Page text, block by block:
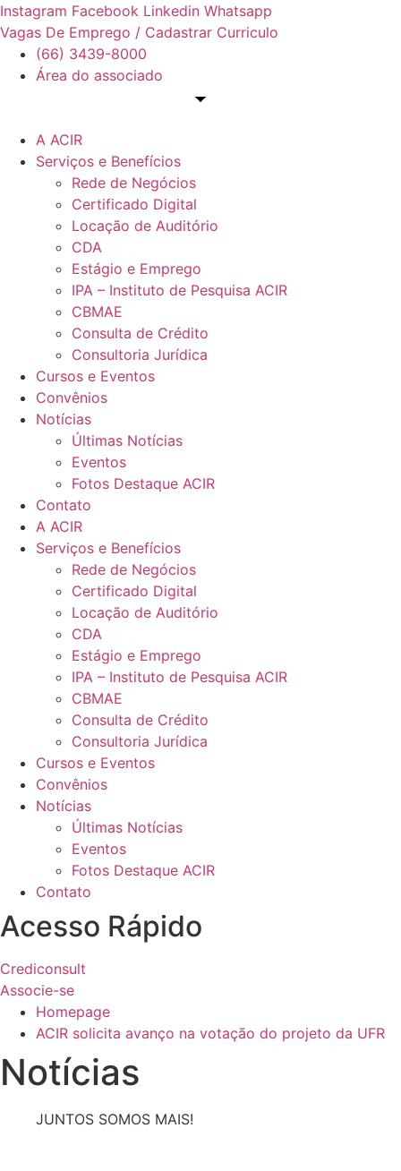
Ir
para
conteúdo
Instagram Facebook Linkedin Whatsapp
Vagas De Emprego / Cadastrar Curriculo
(66) 3439-8000
Área do associado
A ACIR
Serviços e Benefícios
Rede de Negócios
Certificado Digital
Locação de Auditório
CDA
Estágio e Emprego
IPA – Instituto de Pesquisa ACIR
CBMAE
Consulta de Crédito
Consultoria Jurídica
Cursos e Eventos
Convênios
Notícias
Últimas Notícias
Eventos
Fotos Destaque ACIR
Contato
A ACIR
Serviços e Benefícios
Rede de Negócios
Certificado Digital
Locação de Auditório
CDA
Estágio e Emprego
IPA – Instituto de Pesquisa ACIR
CBMAE
Consulta de Crédito
Consultoria Jurídica
Cursos e Eventos
Convênios
Notícias
Últimas Notícias
Eventos
Fotos Destaque ACIR
Contato
Acesso Rápido
Crediconsult
Associe-se
Homepage
ACIR solicita avanço na votação do projeto da UFR
Notícias
JUNTOS SOMOS MAIS!